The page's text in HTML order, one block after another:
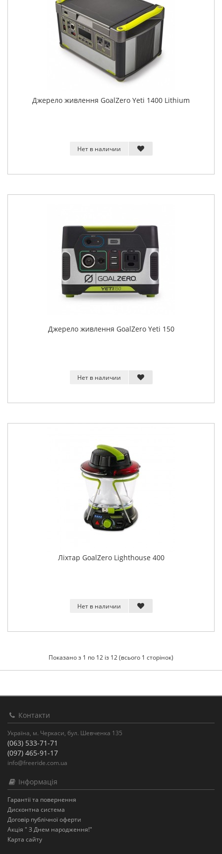
Джерело живлення GoalZero Yeti 1400 Lithium
Нет в наличии
Джерело живлення GoalZero Yeti 150
Нет в наличии
Ліхтар GoalZero Lighthouse 400
Нет в наличии
Показано з 1 по 12 із 12 (всього 1 сторінок)
Контакти
Україна, м. Черкаси, бул. Шевченка 135
(063) 533-71-71
(097) 465-91-17
info@freeride.com.ua
Інформація
Гарантії та повернення
Дисконтна система
Договір публічної оферти
Акція " З Днем народження!"
Карта сайту